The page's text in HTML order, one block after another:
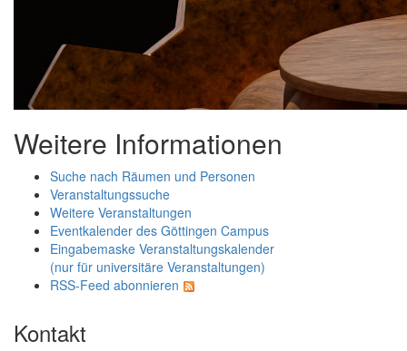
Weitere Informationen
Suche nach Räumen und Personen
Veranstaltungssuche
Weitere Veranstaltungen
Eventkalender des Göttingen Campus
Eingabemaske Veranstaltungskalender
(nur für universitäre Veranstaltungen)
RSS-Feed abonnieren
Kontakt